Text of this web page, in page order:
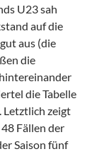
U23 sah
auf die
aus (die
die
die Tabelle
Letztlich zeigt
Fällen der
Saison fünf